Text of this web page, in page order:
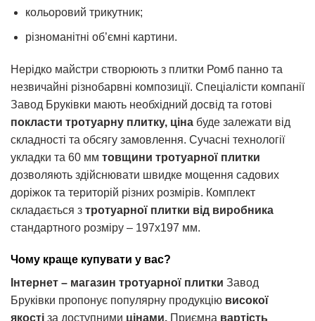
кольоровий трикутник;
різноманітні об’ємні картини.
Нерідко майстри створюють з плитки Ромб панно та
незвичайні різнобарвні композиції. Спеціалісти компанії
Завод Бруківки мають необхідний досвід та готові
покласти тротуарну плитку, ціна буде залежати від
складності та обсягу замовлення. Сучасні технології
укладки та 60 мм товщини тротуарної плитки
дозволяють здійснювати швидке мощення садових
доріжок та територій різних розмірів. Комплект
складається з тротуарної плитки від виробника
стандартного розміру – 197х197 мм.
Чому краще купувати у вас?
Інтернет – магазин тротуарної плитки Завод
Бруківки пропонує популярну продукцію високої
якості за доступними цінами. Приємна вартість